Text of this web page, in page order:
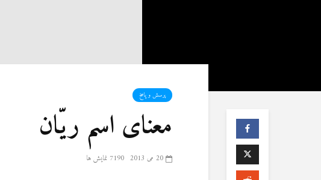
پرسش و پاسخ
معنای اسم ریّان
20 می 2013 7190 نمایش ها